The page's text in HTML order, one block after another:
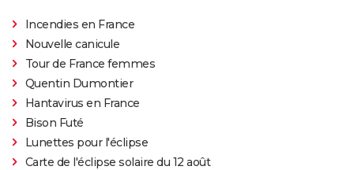
Incendies en France
Nouvelle canicule
Tour de France femmes
Quentin Dumontier
Hantavirus en France
Bison Futé
Lunettes pour l'éclipse
Carte de l'éclipse solaire du 12 août